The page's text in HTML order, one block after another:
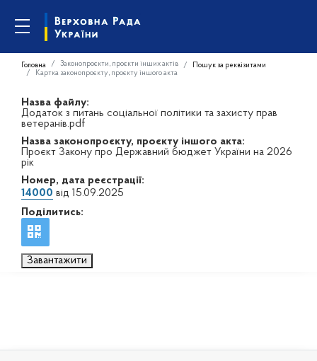
Головна Законопроєкти, проєкти інших актів
Пошук за реквізитами
Картка законопроєкту, проєкту іншого акта
Назва файлу:
Додаток з питань соціальної політики та захисту прав
ветеранів.pdf
Назва законопроєкту, проєкту іншого акта:
Проєкт Закону про Державний бюджет України на 2026
рік
Номер, дата реєстрації:
14000 від 15.09.2025
Поділитись:
Завантажити